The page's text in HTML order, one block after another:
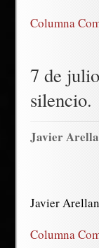
Columna
7 de
silencio.
Javier
Javier
Columna